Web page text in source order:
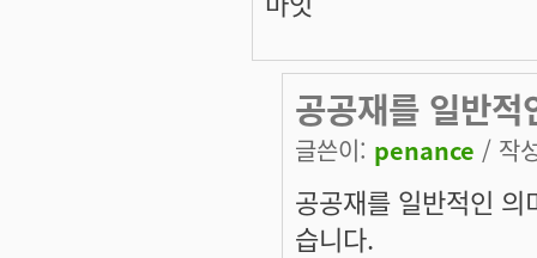
공공재를 일반적
글쓴이: penance / 작
공공재를 일반적인
습니다.